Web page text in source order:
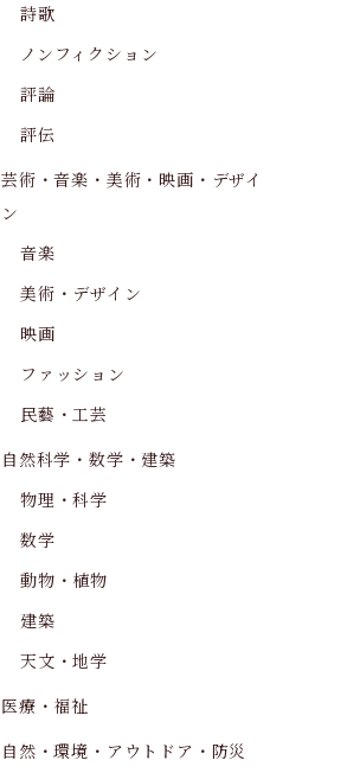
詩歌
ノンフィクション
評論
評伝
芸術・音楽・美術・映画・デザイ
ン
音楽
美術・デザイン
映画
ファッション
民藝・工芸
自然科学・数学・建築
物理・科学
数学
動物・植物
建築
天文・地学
医療・福祉
自然・環境・アウトドア・防災